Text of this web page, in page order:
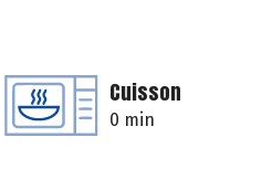
Cuisson
0 min